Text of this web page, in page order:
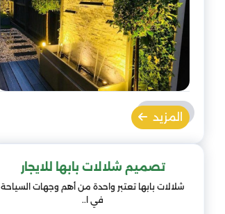
المزيد
تصميم شلالات بابها للايجار
شلالات بابها تعتبر واحدة من أهم وجهات السياحة
في ا..